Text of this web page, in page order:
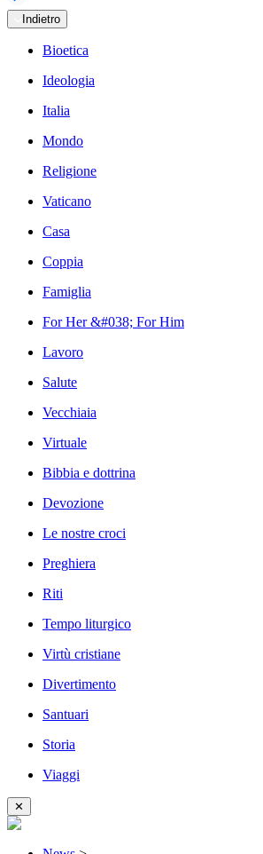
Indietro
Bioetica
Ideologia
Italia
Mondo
Religione
Vaticano
Casa
Coppia
Famiglia
For Her &#038; For Him
Lavoro
Salute
Vecchiaia
Virtuale
Bibbia e dottrina
Devozione
Le nostre croci
Preghiera
Riti
Tempo liturgico
Virtù cristiane
Divertimento
Santuari
Storia
Viaggi
✕